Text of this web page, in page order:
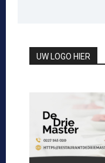
UW LOGO HIER